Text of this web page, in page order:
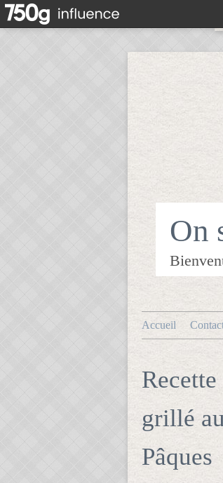
On
Accueil
grillé
Pâques